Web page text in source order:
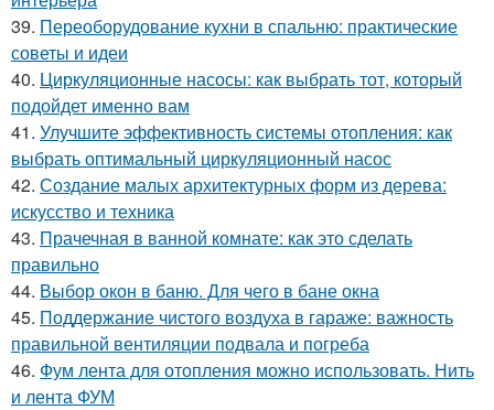
39. Переоборудование кухни в спальню: практические
советы и идеи
40. Циркуляционные насосы: как выбрать тот, который
подойдет именно вам
41. Улучшите эффективность системы отопления: как
выбрать оптимальный циркуляционный насос
42. Создание малых архитектурных форм из дерева:
искусство и техника
43. Прачечная в ванной комнате: как это сделать
правильно
44. Выбор окон в баню. Для чего в бане окна
45. Поддержание чистого воздуха в гараже: важность
правильной вентиляции подвала и погреба
46. Фум лента для отопления можно использовать. Нить
и лента ФУМ